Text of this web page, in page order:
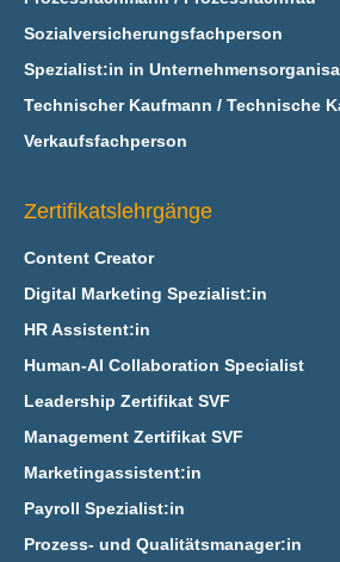
Sozialversicherungsfachperson
Spezialist:in in
Technischer Kaufmann / Technische
Verkaufsfachperson
Zertifikatslehrgänge
Content Creator
Digital Marketing Spezialist:in
HR Assistent:in
Human-AI Collaboration Specialist
Leadership Zertifikat SVF
Management Zertifikat SVF
Marketingassistent:in
Payroll Spezialist:in
Prozess- und Qualitätsmanager:in